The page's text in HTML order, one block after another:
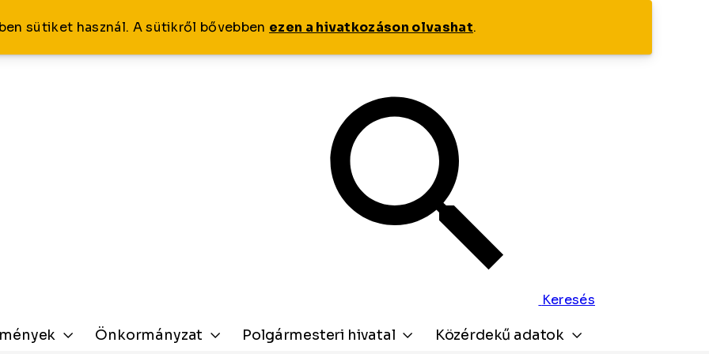
sütiket használ. A sütikről bővebben ezen a hivatkozáson olvashat.
Keresés
Önkormányzat Polgármesteri hivatal Közérdekű adatok